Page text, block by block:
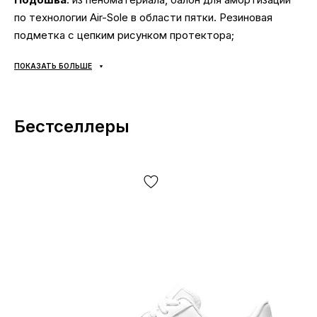
по технологии Air-Sole в области пятки. Резиновая
подметка с цепким рисунком протектора;
Производитель: Вьетнам;
Оплата:при получении, после осмотра и примерки
Как определить размер кроссовок Jordan?
ПОКАЗАТЬ БОЛЬШЕ
Бестселлеры